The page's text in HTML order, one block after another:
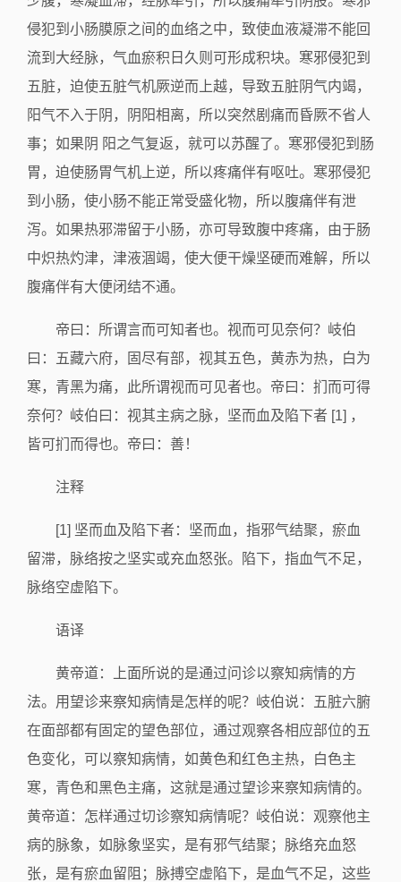
侵犯到小肠膜原之间的血络之中，致使血液凝滞不能回
流到大经脉，气血瘀积日久则可形成积块。寒邪侵犯到
五脏，迫使五脏气机厥逆而上越，导致五脏阴气内竭，
阳气不入于阴，阴阳相离，所以突然剧痛而昏厥不省人
事；如果阴 阳之气复返，就可以苏醒了。寒邪侵犯到肠
胃，迫使肠胃气机上逆，所以疼痛伴有呕吐。寒邪侵犯
到小肠，使小肠不能正常受盛化物，所以腹痛伴有泄
泻。如果热邪滞留于小肠，亦可导致腹中疼痛，由于肠
中炽热灼津，津液涸竭，使大便干燥坚硬而难解，所以
腹痛伴有大便闭结不通。
帝曰：所谓言而可知者也。视而可见奈何？岐伯
曰：五藏六府，固尽有部，视其五色，黄赤为热，白为
寒，青黑为痛，此所谓视而可见者也。帝曰：扪而可得
奈何？岐伯曰：视其主病之脉，坚而血及陷下者 [1] ，
皆可扪而得也。帝曰：善！
注释
[1] 坚而血及陷下者：坚而血，指邪气结聚，瘀血
留滞，脉络按之坚实或充血怒张。陷下，指血气不足，
脉络空虚陷下。
语译
黄帝道：上面所说的是通过问诊以察知病情的方
法。用望诊来察知病情是怎样的呢？岐伯说：五脏六腑
在面部都有固定的望色部位，通过观察各相应部位的五
色变化，可以察知病情，如黄色和红色主热，白色主
寒，青色和黑色主痛，这就是通过望诊来察知病情的。
黄帝道：怎样通过切诊察知病情呢？岐伯说：观察他主
病的脉象，如脉象坚实，是有邪气结聚；脉络充血怒
张，是有瘀血留阻；脉搏空虚陷下，是血气不足，这些